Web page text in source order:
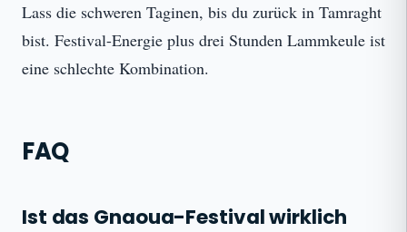
Lass die schweren Taginen, bis du zurück in Tamraght
bist. Festival-Energie plus drei Stunden Lammkeule ist
eine schlechte Kombination.
FAQ
Ist das Gnaoua-Festival wirklich